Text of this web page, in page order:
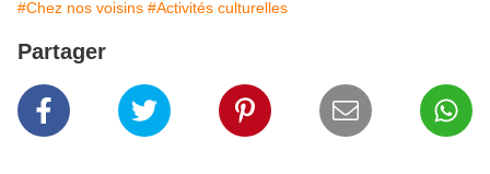
#Chez nos voisins #Activités culturelles
Partager